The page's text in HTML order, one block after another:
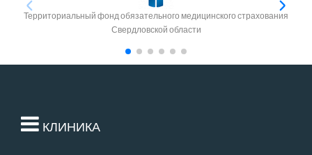
Территориальный фонд обязательного медицинского страхования
Свердловской области
КЛИНИКА